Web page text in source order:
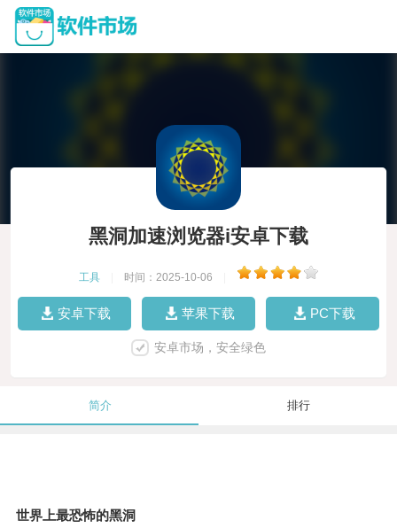
黑洞加速浏览器i安卓下载
工具 时间：2025-10-06
安卓下载 苹果下载 PC下载
安卓市场，安全绿色
简介 排行
世界上最恐怖的黑洞